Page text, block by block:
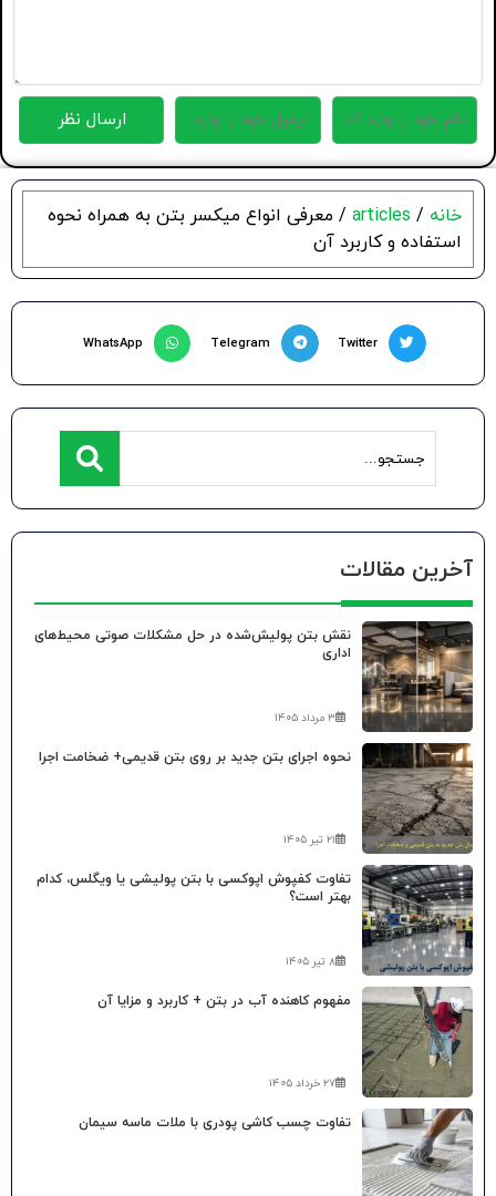
خانه /
articles / معرفی انواع میکسر بتن به همراه نحوه
استفاده و کاربرد آن
Twitter
Telegram
WhatsApp
آخرین مقالات
نقش بتن پولیش‌شده در حل مشکلات صوتی محیط‌های
اداری
۳ مرداد ۱۴۰۵
نحوه اجرای بتن جدید بر روی بتن قدیمی+ ضخامت اجرا
۲۱ تیر ۱۴۰۵
تفاوت کفپوش اپوکسی با بتن پولیشی یا ویگلس، کدام
بهتر است؟
۸ تیر ۱۴۰۵
مفهوم کاهنده آب در بتن + کاربرد و مزایا آن
۲۷ خرداد ۱۴۰۵
تفاوت چسب کاشی پودری با ملات ماسه سیمان